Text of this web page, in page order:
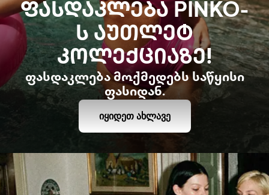
ᲤᲐᲡᲓᲐᲙᲚᲔᲑᲐ PINKO-
Ს ᲐᲣᲗᲚᲔᲢ
ᲙᲝᲚᲔᲥᲪᲘᲐᲖᲔ!
ფასდაკლება მოქმედებს საწყისი
ფასიდან.
ᲘᲧᲘᲓᲔᲗ ᲐᲮᲚᲐᲕᲔ